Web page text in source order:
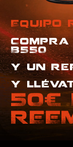
Equipo
B550
y un
y
50€